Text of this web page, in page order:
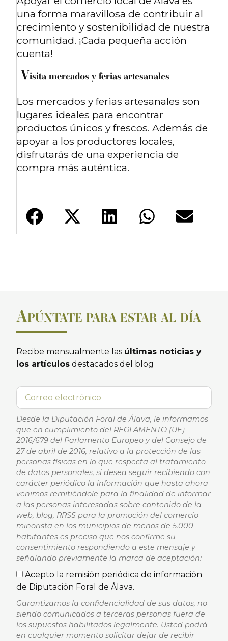
una forma maravillosa de contribuir al
crecimiento y sostenibilidad de nuestra
comunidad. ¡Cada pequeña acción
cuenta!
Visita mercados y ferias artesanales
Los mercados y ferias artesanales son
lugares ideales para encontrar
productos únicos y frescos. Además de
apoyar a los productores locales,
disfrutarás de una experiencia de
compra más auténtica.
APÚNTATE PARA ESTAR AL DÍA
Recibe mensualmente las últimas noticias y
los artículos destacados del blog
Desde la Diputación Foral de Álava, le informamos
que en cumplimiento del REGLAMENTO (UE)
2016/679 del Parlamento Europeo y del Consejo de
27 de abril de 2016, relativo a la protección de las
personas físicas en lo que respecta al tratamiento
de datos personales, si desea seguir recibiendo con
carácter periódico la información que hasta ahora
venimos remitiéndole para la finalidad de informar
a las personas interesadas sobre contenido de la
web, blog, RRSS para la promoción del comercio
minorista en los municipios de menos de 5.000
habitantes es preciso que nos confirme su
consentimiento respondiendo a este mensaje y
señalando previamente la marca de aceptación:
Acepto la remisión periódica de información
de Diputación Foral de Álava.
Garantizamos la confidencialidad de sus datos, no
siendo comunicados a terceras personas fuera de
los supuestos habilitados legalmente. Usted podrá
en cualquier momento solicitar dejar de recibir